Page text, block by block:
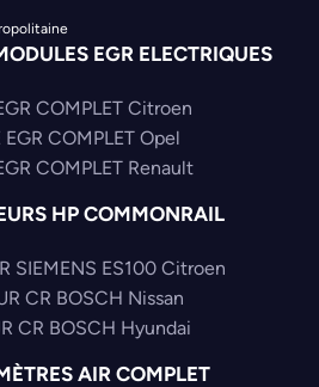
EGR ELECTRIQUES
COMPLET Citroen
EGR COMPLET Opel
COMPLET Renault
HP COMMONRAIL
SIEMENS ES100 Citroen
CR BOSCH Nissan
CR BOSCH Hyundai
AIR COMPLET